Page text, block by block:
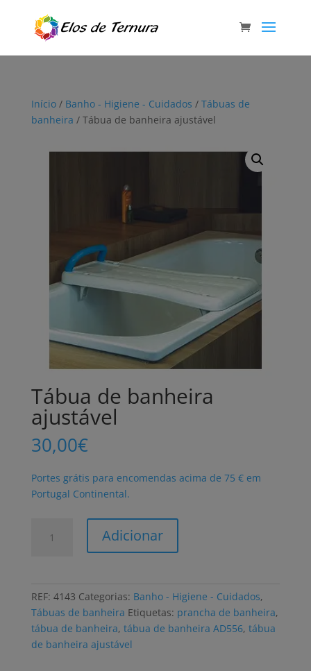
Início/ Banho - Higiene - Cuidados / Tábuas de
banheira / Tábua de banheira ajustável
Tábua de banheira
ajustável
30,00€
Portes grátis para encomendas acima de 75 € em
Portugal Continental.
ajustável
Adicionar
REF: 4143 Categorias: Banho - Higiene - Cuidados,
Tábuas de banheira Etiquetas: prancha de banheira,
tábua de banheira, tábua de banheira AD556, tábua
de banheira ajustável